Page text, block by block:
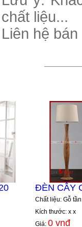
chất liệu...
Liên hệ
ĐÈN CÂY
Chất liệu: Gỗ
Kích thước: x x
Giá: 0 vnđ